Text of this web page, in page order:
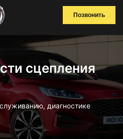
Позвонить
сцепления
диагностике